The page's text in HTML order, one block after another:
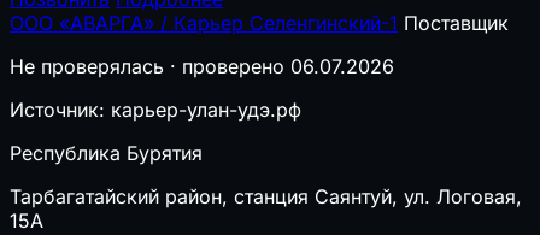
ООО «АВАРГА» / Карьер Селенгинский-1 Поставщик
Не проверялась · проверено 06.07.2026
Источник: карьер-улан-удэ.рф
Республика Бурятия
Тарбагатайский район, станция Саянтуй, ул. Логовая,
15А